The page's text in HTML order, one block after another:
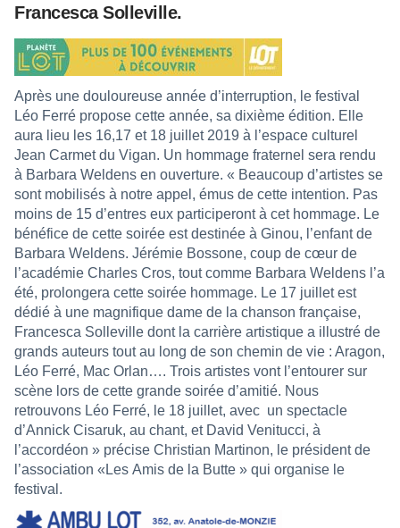
Francesca Solleville.
Après une douloureuse année d’interruption, le festival
Léo Ferré propose cette année, sa dixième édition. Elle
aura lieu les 16,17 et 18 juillet 2019 à l’espace culturel
Jean Carmet du Vigan. Un hommage fraternel sera rendu
à Barbara Weldens en ouverture. « Beaucoup d’artistes se
sont mobilisés à notre appel, émus de cette intention. Pas
moins de 15 d’entres eux participeront à cet hommage. Le
bénéfice de cette soirée est destinée à Ginou, l’enfant de
Barbara Weldens. Jérémie Bossone, coup de cœur de
l’académie Charles Cros, tout comme Barbara Weldens l’a
été, prolongera cette soirée hommage. Le 17 juillet est
dédié à une magnifique dame de la chanson française,
Francesca Solleville dont la carrière artistique a illustré de
grands auteurs tout au long de son chemin de vie : Aragon,
Léo Ferré, Mac Orlan…. Trois artistes vont l’entourer sur
scène lors de cette grande soirée d’amitié. Nous
retrouvons Léo Ferré, le 18 juillet, avec un spectacle
d’Annick Cisaruk, au chant, et David Venitucci, à
l’accordéon » précise Christian Martinon, le président de
l’association «Les Amis de la Butte » qui organise le
festival.